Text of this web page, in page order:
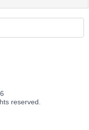
reserved.